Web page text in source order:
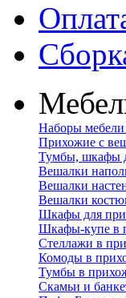
Наборы
Прихожие с
Тумбы, шкафы
Вешалки
Вешалки
Вешалки
Шкафы для
Шкафы-купе в
Стеллажи в
Комоды в
Тумбы в
Скамьи и